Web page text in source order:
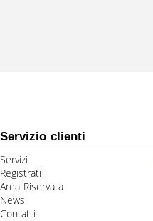
Servizio clienti
Servizi
Registrati
Area Riservata
News
Contatti